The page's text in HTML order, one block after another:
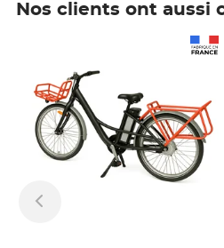
Nos clients ont aussi